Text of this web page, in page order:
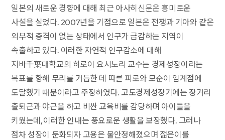
일본의 새로운 경향에 대해 최근 아사히신문은 흥미로운
사설을 실었다. 2007년을 기점으로 일본은 전쟁과 기아와 같은
외부적 충격이 없는 상태에서 인구가 급감하는 지역이
속출하고 있다. 이러한 자연적 인구감소에 대해
지바千葉대학교의 히로이 요시노리 교수는 경제성장이라는
목표를 향해 무리를 거듭한 데 따른 피로와 모순이 임계점에
도달했기 때문이라고 주장하였다. 고도경제성장기에는 장거리
출퇴근과 야근을 하고 비싼 교육비를 감당하며 아이들을
키웠는데, 이러한 인내는 풍요로운 생활을 보장했다. 그러나
점차 성장이 둔화되자 고용은 불안정해졌으며 젊은이를